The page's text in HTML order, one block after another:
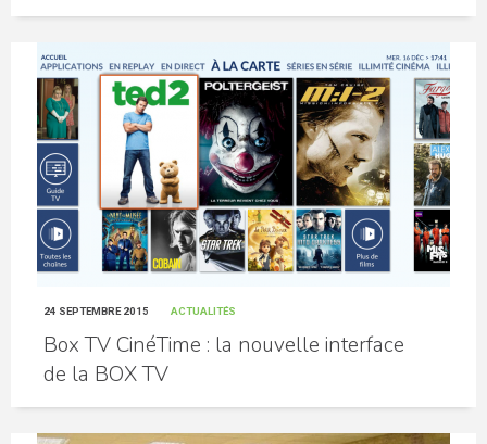
24 SEPTEMBRE 2015 ACTUALITÉS
Box TV CinéTime : la nouvelle interface
de la BOX TV